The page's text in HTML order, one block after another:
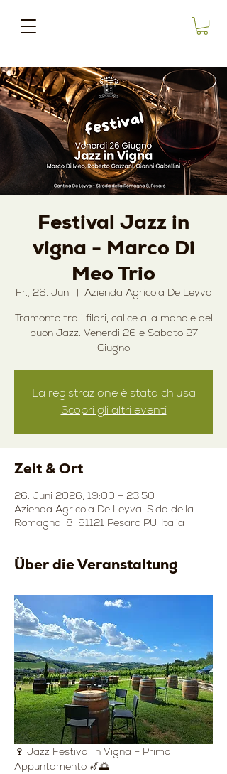
Festival Jazz in
vigna - Marco Di
Meo Trio
Fr., 26. Juni
  |
Azienda Agricola De Leyva
Tramonto tra i filari, calice alla mano e del
buon Jazz. Venerdi 26 e Sabato 27
Giugno
La registrazione è stata chiusa
Scopri gli altri eventi
Zeit & Ort
26. Juni 2026, 19:00 – 23:50
Azienda Agricola De Leyva, S.da della
Romagna, 8, 61121 Pesaro PU, Italia
Über die Veranstaltung
🍷 Jazz Festival in Vigna – Primo
Appuntamento 🎷🌅